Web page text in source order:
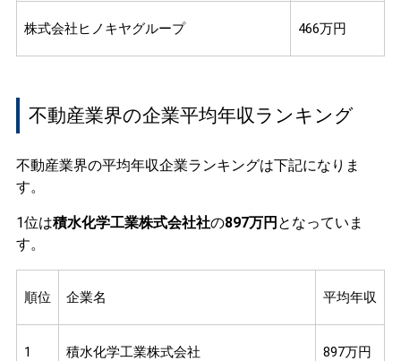
株式会社ヒノキヤグループ 466万円
不動産業界の企業平均年収ランキング
不動産業界の平均年収企業ランキングは下記になりま
す。
1位は積水化学工業株式会社社の897万円 となっていま
す。
順位 企業名 平均年収
1 積水化学工業株式会社 897万円